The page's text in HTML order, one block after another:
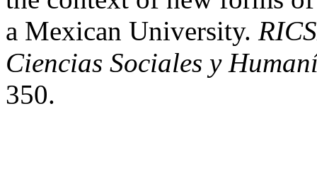
a Mexican University.
Ciencias Sociales y
350.